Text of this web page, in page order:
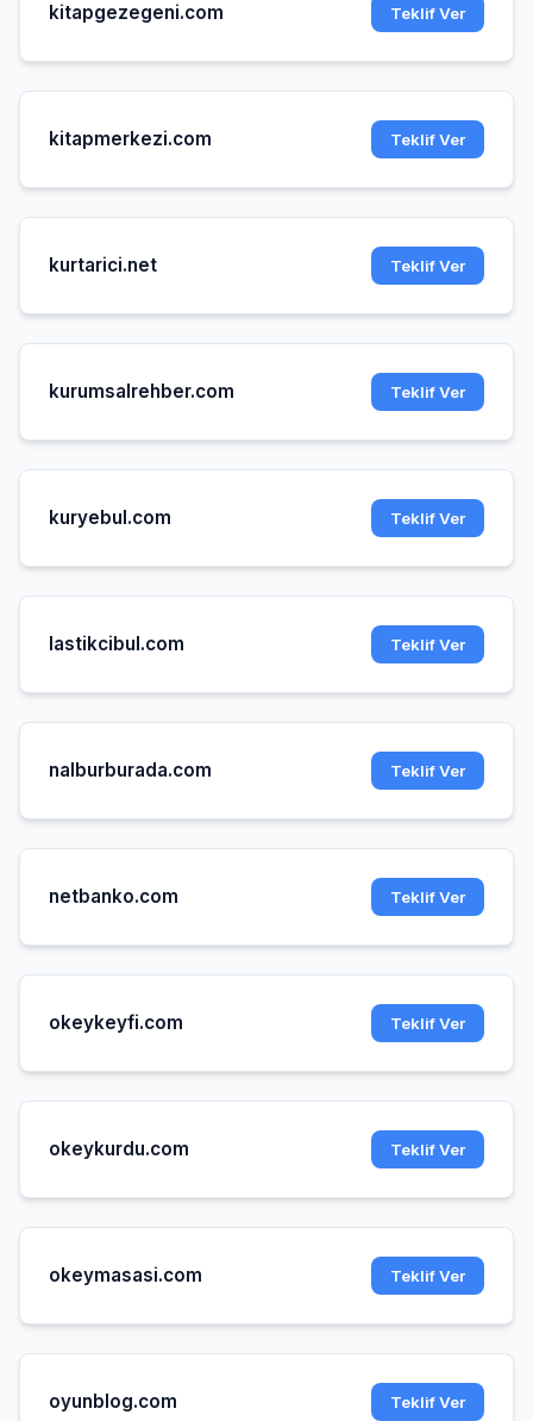
kitapgezegeni.com Teklif Ver
kitapmerkezi.com Teklif Ver
kurtarici.net Teklif Ver
kurumsalrehber.com Teklif Ver
kuryebul.com Teklif Ver
lastikcibul.com Teklif Ver
nalburburada.com Teklif Ver
netbanko.com Teklif Ver
okeykeyfi.com Teklif Ver
okeykurdu.com Teklif Ver
okeymasasi.com Teklif Ver
oyunblog.com Teklif Ver